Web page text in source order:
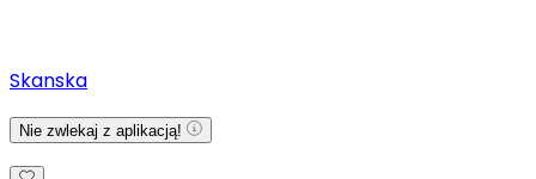
Skanska
Nie zwlekaj z aplikacją!